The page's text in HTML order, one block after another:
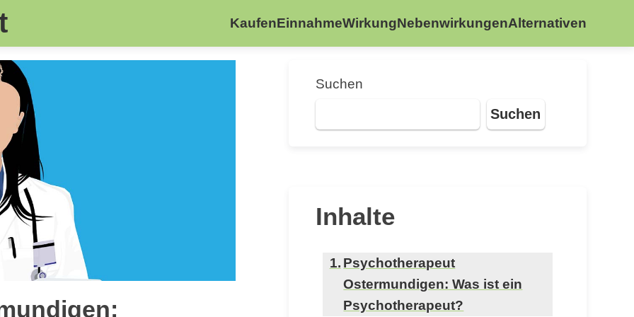
KaufenEinnahmeWirkungNebenwirkungenAlternativen
Suchen
Suchen
Inhalte
Psychotherapeut
Ostermundigen: Was ist ein
Psychotherapeut?